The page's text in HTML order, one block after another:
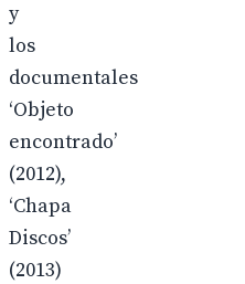
y
los
documentales
‘Objeto
encontrado’
(2012),
‘Chapa
Discos’
(2013)